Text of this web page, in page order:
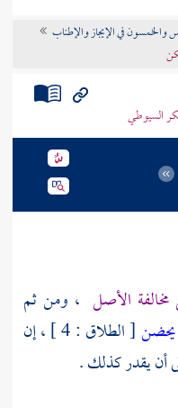
والخمسون في الإيجاز والإطناب
السيوطي
الأصل ، ومن ثم
يحضن
[ الطلاق : 4 ] ، إن
أن يقدر كذلك .